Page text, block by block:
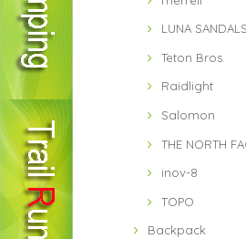
LUNA SANDALS
Teton Bros.
Raidlight
Salomon
THE NORTH
inov-8
TOPO
Backpack